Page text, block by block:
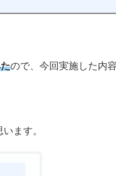
ので、今回実施した内
ます。